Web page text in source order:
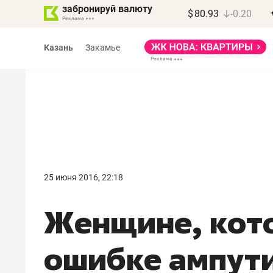
забронируй валюту $ 80.93 -0.20
Казань Закамье
25 июня 2016, 22:18
Женщине,
ошибке
правил, бизнес может
потерять минимум